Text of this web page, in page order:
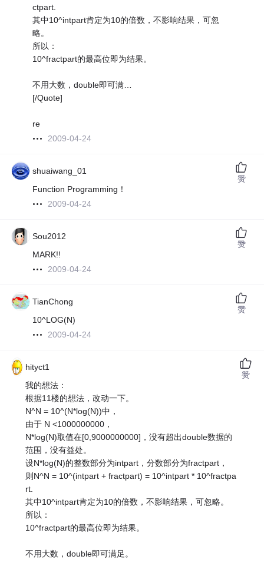
ctpart.
其中10^intpart肯定为10的倍数，不影响结果，可忽
略。
所以：
10^fractpart的最高位即为结果。
不用大数，double即可满…
[/Quote]
re
2009-04-24
shuaiwang_01
Function Programming！
2009-04-24
赞
Sou2012
MARK!!
2009-04-24
赞
TianChong
10^LOG(N)
2009-04-24
赞
hityct1
我的想法：
根据11楼的想法，改动一下。
N^N = 10^(N*log(N))中，
由于 N <1000000000，
N*log(N)取值在[0,9000000000]，没有超出double数据的
范围，没有益处。
设N*log(N)的整数部分为intpart，分数部分为fractpart，
则N^N = 10^(intpart + fractpart) = 10^intpart * 10^fractpa
rt.
其中10^intpart肯定为10的倍数，不影响结果，可忽略。
所以：
10^fractpart的最高位即为结果。
不用大数，double即可满足。
赞